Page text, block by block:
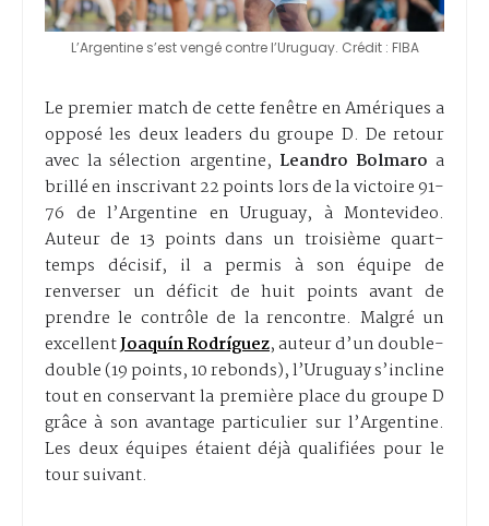
L’Argentine s’est vengé contre l’Uruguay. Crédit : FIBA
Le premier match de cette fenêtre en Amériques a
opposé les deux leaders du groupe D. De retour
avec la sélection argentine, Leandro Bolmaro a
brillé en inscrivant 22 points lors de la victoire 91-
76 de l’Argentine en Uruguay, à Montevideo.
Auteur de 13 points dans un troisième quart-
temps décisif, il a permis à son équipe de
renverser un déficit de huit points avant de
prendre le contrôle de la rencontre. Malgré un
excellentJoaquín Rodríguez, auteur d’un double-
double (19 points, 10 rebonds), l’Uruguay s’incline
tout en conservant la première place du groupe D
grâce à son avantage particulier sur l’Argentine.
Les deux équipes étaient déjà qualifiées pour le
tour suivant.